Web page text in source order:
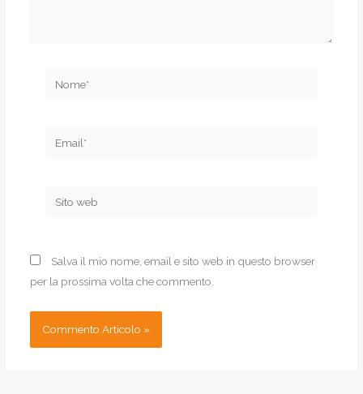
Sito
Salva il mio nome, email e sito web in questo browser
per la prossima volta che commento.